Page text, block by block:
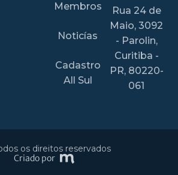
Membros
Noticías
Cadastro
All Sul
Rua 24 de
Maio, 3092
- Parolin,
Curitiba -
PR, 80220-
061
os direitos reservados
Criado por